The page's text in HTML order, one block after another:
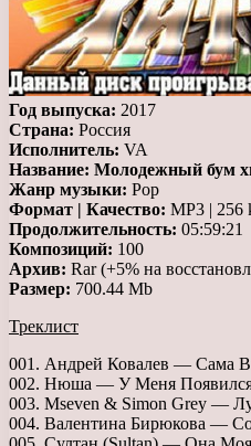
Год выпуска: 2017
Страна: Россия
Исполнитель: VA
Название: Молодежный бум
Жанр музыки: Pop
Формат | Качество: MP3 | 256
Продолжительность: 05:59:21
Композиций: 100
Архив: Rar (+5% на
Размер: 700.44 Mb
Треклист
001. Андрей Ковалев — Сама
002. Нюша — У Меня
003. Mseven & Simon Grey —
004. Валентина Бирюкова —